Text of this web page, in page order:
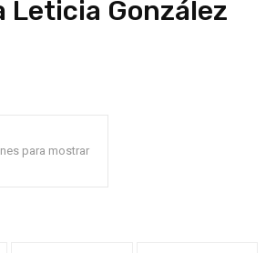
Leticia González
para mostrar